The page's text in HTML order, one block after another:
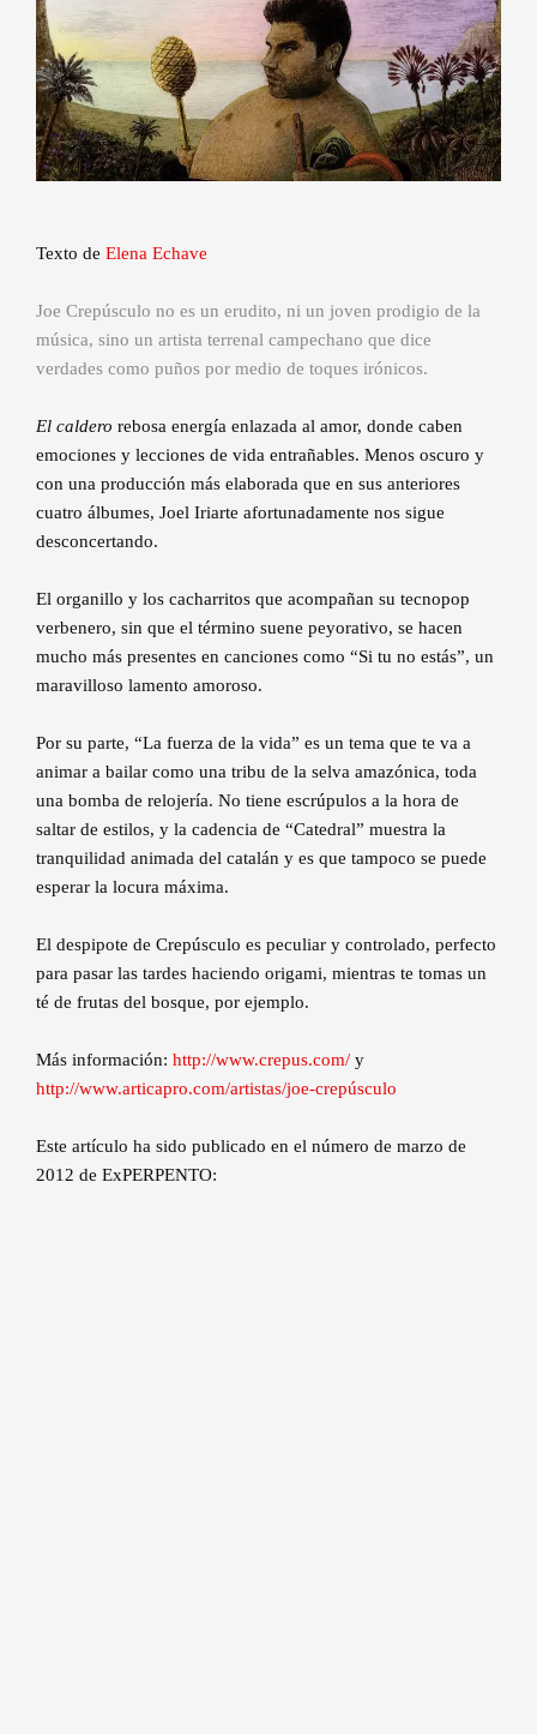
Texto de Elena Echave
Joe Crepúsculo no es un erudito, ni un joven prodigio de la
música, sino un artista terrenal campechano que dice
verdades como puños por medio de toques irónicos.
El caldero rebosa energía enlazada al amor, donde caben
emociones y lecciones de vida entrañables. Menos oscuro y
con una producción más elaborada que en sus anteriores
cuatro álbumes, Joel Iriarte afortunadamente nos sigue
desconcertando.
El organillo y los cacharritos que acompañan su tecnopop
verbenero, sin que el término suene peyorativo, se hacen
mucho más presentes en canciones como “Si tu no estás”, un
maravilloso lamento amoroso.
Por su parte, “La fuerza de la vida” es un tema que te va a
animar a bailar como una tribu de la selva amazónica, toda
una bomba de relojería. No tiene escrúpulos a la hora de
saltar de estilos, y la cadencia de “Catedral” muestra la
tranquilidad animada del catalán y es que tampoco se puede
esperar la locura máxima.
El despipote de Crepúsculo es peculiar y controlado, perfecto
para pasar las tardes haciendo origami, mientras te tomas un
té de frutas del bosque, por ejemplo.
Más información: http://www.crepus.com/ y
http://www.articapro.com/artistas/joe-crepúsculo
Este artículo ha sido publicado en el número de marzo de
2012 de ExPERPENTO: